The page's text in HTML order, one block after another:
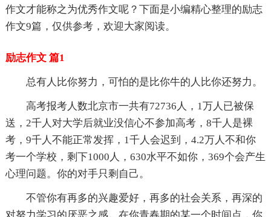
作文才能称之为优秀作文呢？下面是小编精心整理的励志
作文9篇，仅供参考，欢迎大家阅读。
励志作文 篇1
总有人比你努力，可怕的是比你牛的人比你还努力。
高考报考人数北京市一共有72736人，1万人已被保
送，2千人对大学后就业没信心不参加高考，8千人是裸
考，9千人不能正常发挥，1千人会迟到，4.2万人不和你
考一个学校，剩下1000人，630水平不如你，369个会产生
心理问题。你的对手只剩自己。
不管你有再多的兴趣爱好，再多的社会关系，再深的
对努力学习的厌恶之感。在你青春期的某一个时间点，你